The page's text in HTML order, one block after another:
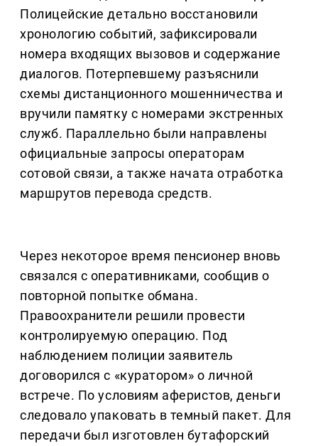
Полицейские детально восстановили
хронологию событий, зафиксировали
номера входящих вызовов и содержание
диалогов. Потерпевшему разъяснили
схемы дистанционного мошенничества и
вручили памятку с номерами экстренных
служб. Параллельно были направлены
официальные запросы операторам
сотовой связи, а также начата отработка
маршрутов перевода средств.
Через некоторое время пенсионер вновь
связался с оперативниками, сообщив о
повторной попытке обмана.
Правоохранители решили провести
контролируемую операцию. Под
наблюдением полиции заявитель
договорился с «куратором» о личной
встрече. По условиям аферистов, деньги
следовало упаковать в темный пакет. Для
передачи был изготовлен бутафорский